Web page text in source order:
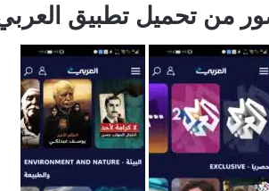
من تحميل تطبيق